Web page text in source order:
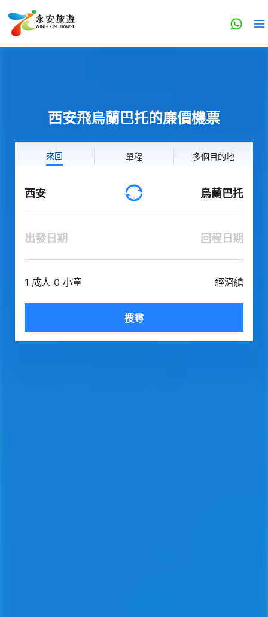
西安飛烏蘭巴托的廉價機票
來回 單程 多個目的地
西安 烏蘭巴托
出發日期 回程日期
1 成人 0 小童 經濟艙
搜尋